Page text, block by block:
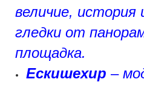
величие, история
гледки от
площадка.
• Ескишехир –